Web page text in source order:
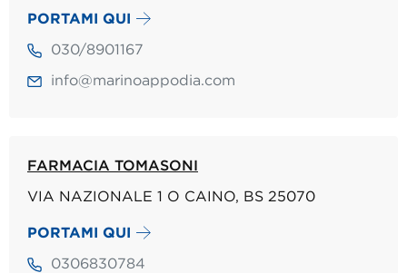
PORTAMI QUI
030/8901167
info@marinoappodia.com
FARMACIA TOMASONI
VIA NAZIONALE 1 O CAINO, BS 25070
PORTAMI QUI
0306830784